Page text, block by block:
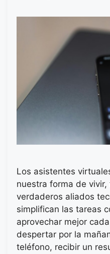
Los asistentes
nuestra forma de
verdaderos aliados
simplifican las tareas
aprovechar mejor
despertar por la
teléfono, recibir un